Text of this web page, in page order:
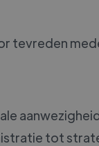
tevreden
tot